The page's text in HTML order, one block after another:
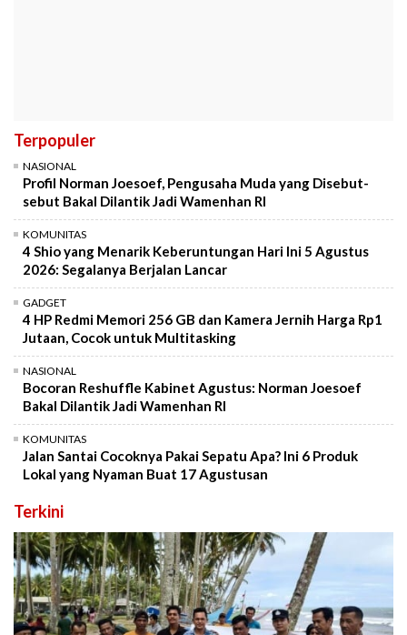
Terpopuler
NASIONAL
Profil Norman Joesoef, Pengusaha Muda yang Disebut-
sebut Bakal Dilantik Jadi Wamenhan RI
KOMUNITAS
4 Shio yang Menarik Keberuntungan Hari Ini 5 Agustus
2026: Segalanya Berjalan Lancar
GADGET
4 HP Redmi Memori 256 GB dan Kamera Jernih Harga Rp1
Jutaan, Cocok untuk Multitasking
NASIONAL
Bocoran Reshuffle Kabinet Agustus: Norman Joesoef
Bakal Dilantik Jadi Wamenhan RI
KOMUNITAS
Jalan Santai Cocoknya Pakai Sepatu Apa? Ini 6 Produk
Lokal yang Nyaman Buat 17 Agustusan
Terkini